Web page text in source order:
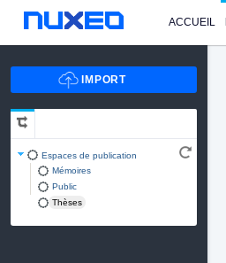
ACCUEIL
Espaces de publication
Mémoires
Public
Thèses